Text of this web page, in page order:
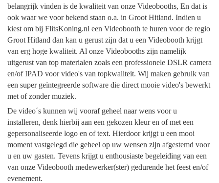
belangrijk vinden is de kwaliteit van onze Videobooths, En dat is
ook waar we voor bekend staan o.a. in Groot Hitland. Indien u
kiest om bij FlitsKoning.nl een Videobooth te huren voor de regio
Groot Hitland dan kan u gerust zijn dat u een Videobooth krijgt
van erg hoge kwaliteit. Al onze Videobooths zijn namelijk
uitgerust van top materialen zoals een professionele DSLR camera
en/of IPAD voor video's van topkwaliteit. Wij maken gebruik van
een super geïntegreerde software die direct mooie video's bewerkt
met of zonder muziek.
De video´s kunnen wij vooraf geheel naar wens voor u
installeren, denk hierbij aan een gekozen kleur en of met een
gepersonaliseerde logo en of text. Hierdoor krijgt u een mooi
moment vastgelegd die geheel op uw wensen zijn afgestemd voor
u en uw gasten. Tevens krijgt u enthousiaste begeleiding van een
van onze Videobooth medewerker(ster) gedurende het feest en/of
evenement.